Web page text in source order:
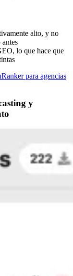
alto, y no
lo que hace que
para agencias
y